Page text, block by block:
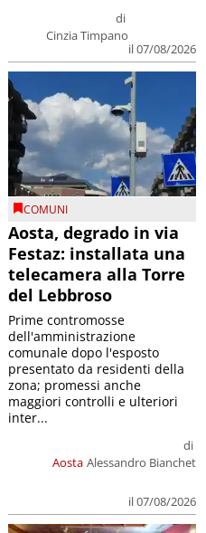
di
Cinzia Timpano
il 07/08/2026
COMUNI
Aosta, degrado in via
Festaz: installata una
telecamera alla Torre
del Lebbroso
Aosta
di
Alessandro Bianchet
il 07/08/2026
Prime contromosse
dell'amministrazione
comunale dopo l'esposto
presentato da residenti della
zona; promessi anche
maggiori controlli e ulteriori
inter...